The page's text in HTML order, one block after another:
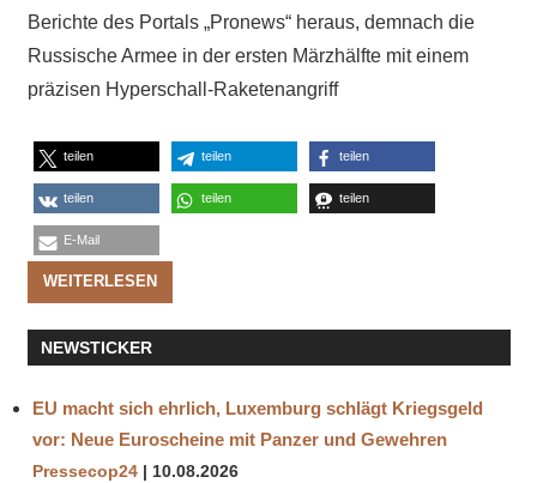
Berichte des Portals „Pronews“ heraus, demnach die
Russische Armee in der ersten Märzhälfte mit einem
präzisen Hyperschall-Raketenangriff
teilen teilen teilen
teilen teilen teilen
E-Mail
WEITERLESEN
NEWSTICKER
EU macht sich ehrlich, Luxemburg schlägt Kriegsgeld
vor: Neue Euroscheine mit Panzer und Gewehren
Pressecop24 10.08.2026